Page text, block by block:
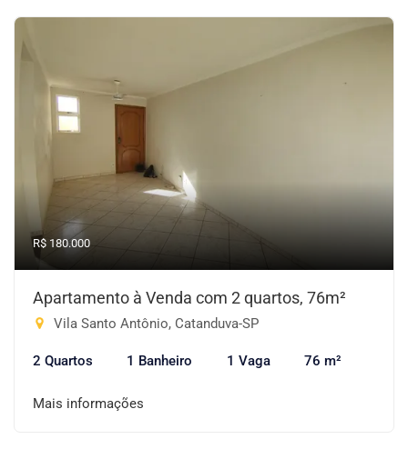
R$ 180.000
Apartamento à Venda com 2 quartos, 76m²
Vila Santo Antônio, Catanduva-SP
2 Quartos 1 Banheiro 1 Vaga 76 m²
Mais informações